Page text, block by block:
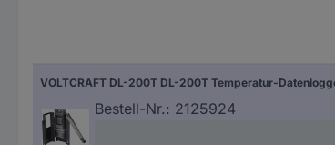
Bestell-Nr.: 2125924